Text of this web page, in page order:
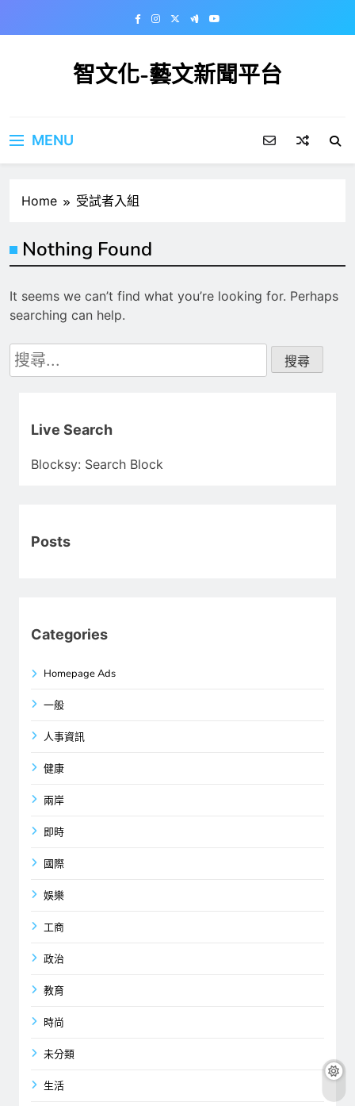
智文化-藝文新聞平台
MENU
Home 受試者入組
Nothing Found
It seems we can’t find what you’re looking for. Perhaps
searching can help.
搜
尋
Live Search
Blocksy: Search Block
Posts
Categories
Homepage Ads
一般
人事資訊
健康
兩岸
即時
國際
娛樂
工商
政治
教育
時尚
未分類
生活